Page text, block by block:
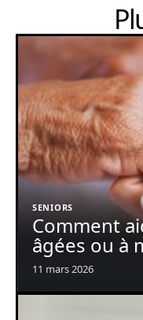
SENIORS
Comment
âgées ou à
11 mars 2026